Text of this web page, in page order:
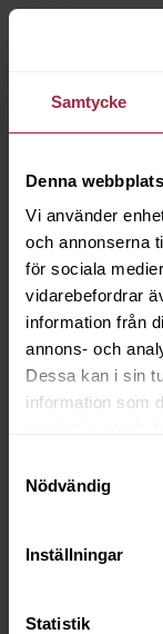
Samtycke
Denna
Vi använder
och annonserna
för sociala
vidarebefordrar
information från
annons- och
Dessa kan i sin
information som
Nödvändig
Inställningar
Statistik